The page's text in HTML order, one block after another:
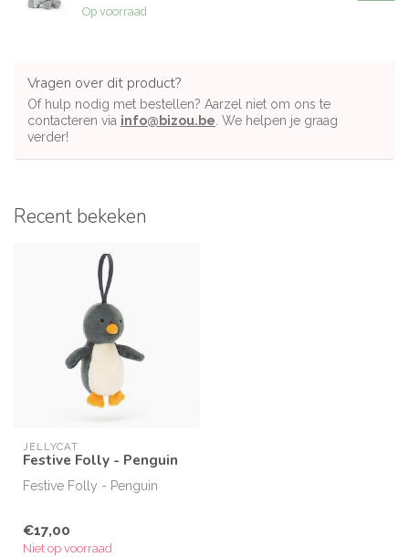
Op voorraad
Vragen over dit product?
Of hulp nodig met bestellen? Aarzel niet om ons te
contacteren via info@bizou.be . We helpen je graag
verder!
Recent bekeken
JELLYCAT
Festive Folly - Penguin
Festive Folly - Penguin
€17,00
Niet op voorraad